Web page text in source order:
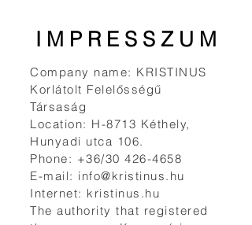
I M P R E S S Z U M
Company name: KRISTINUS
Korlátolt Felelősségű
Társaság
Location: H-8713 Kéthely,
Hunyadi utca 106.
Phone: +36/30 426-4658
E-mail: info@kristinus.hu
Internet: kristinus.hu
The authority that registered